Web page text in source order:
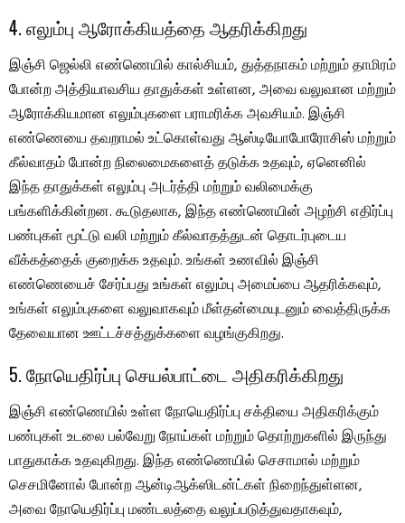
4. எலும்பு ஆரோக்கியத்தை ஆதரிக்கிறது
இஞ்சி ஜெல்லி எண்ணெயில் கால்சியம், துத்தநாகம் மற்றும் தாமிரம்
போன்ற அத்தியாவசிய தாதுக்கள் உள்ளன, அவை வலுவான மற்றும்
ஆரோக்கியமான எலும்புகளை பராமரிக்க அவசியம். இஞ்சி
எண்ணெயை தவறாமல் உட்கொள்வது ஆஸ்டியோபோரோசிஸ் மற்றும்
கீல்வாதம் போன்ற நிலைமைகளைத் தடுக்க உதவும், ஏனெனில்
இந்த தாதுக்கள் எலும்பு அடர்த்தி மற்றும் வலிமைக்கு
பங்களிக்கின்றன. கூடுதலாக, இந்த எண்ணெயின் அழற்சி எதிர்ப்பு
பண்புகள் மூட்டு வலி மற்றும் கீல்வாதத்துடன் தொடர்புடைய
வீக்கத்தைக் குறைக்க உதவும். உங்கள் உணவில் இஞ்சி
எண்ணெயைச் சேர்ப்பது உங்கள் எலும்பு அமைப்பை ஆதரிக்கவும்,
உங்கள் எலும்புகளை வலுவாகவும் மீள்தன்மையுடனும் வைத்திருக்க
தேவையான ஊட்டச்சத்துக்களை வழங்குகிறது.
5. நோயெதிர்ப்பு செயல்பாட்டை அதிகரிக்கிறது
இஞ்சி எண்ணெயில் உள்ள நோயெதிர்ப்பு சக்தியை அதிகரிக்கும்
பண்புகள் உடலை பல்வேறு நோய்கள் மற்றும் தொற்றுகளில் இருந்து
பாதுகாக்க உதவுகிறது. இந்த எண்ணெயில் செசாமால் மற்றும்
செசமினோல் போன்ற ஆன்டிஆக்ஸிடன்ட்கள் நிறைந்துள்ளன,
அவை நோயெதிர்ப்பு மண்டலத்தை வலுப்படுத்துவதாகவும்,